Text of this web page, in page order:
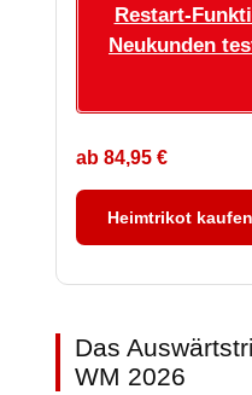
Restart-
Neukunden
ab 84,95 €
Heimtrikot
Das
WM 2026